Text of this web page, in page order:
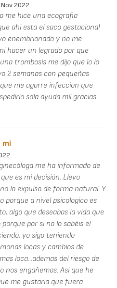
Nov 2022
me hice una ecografia
ahi esta el saco gestacional
enembrionado y no me
hacer un legrado por que
trombosis me dijo que lo lo
2 semanas con pequeñas
me agarre infeccion que
sola ayuda mil gracias
mi
me ha informado de
es mi decisión. Llevo
lo expulso de forma natural. Y
porque a nivel psicologico es
algo que deseabas la vida que
por si no lo sabéis el
yo sigo teniendo
locas y cambios de
loca...ademas del riesgo de
nos engañemos. Asi que he
me gustaria que fuera